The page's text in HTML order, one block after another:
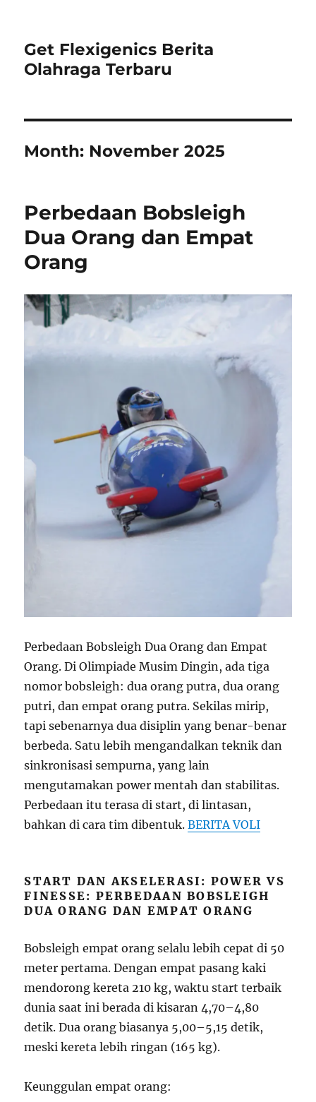
Get Flexigenics Berita
Olahraga Terbaru
Month: November 2025
Perbedaan Bobsleigh
Dua Orang dan Empat
Orang
Perbedaan Bobsleigh Dua Orang dan Empat
Orang. Di Olimpiade Musim Dingin, ada tiga
nomor bobsleigh: dua orang putra, dua orang
putri, dan empat orang putra. Sekilas mirip,
tapi sebenarnya dua disiplin yang benar-benar
berbeda. Satu lebih mengandalkan teknik dan
sinkronisasi sempurna, yang lain
mengutamakan power mentah dan stabilitas.
Perbedaan itu terasa di start, di lintasan,
bahkan di cara tim dibentuk.BERITA VOLI
START DAN AKSELERASI: POWER VS
FINESSE: PERBEDAAN BOBSLEIGH
DUA ORANG DAN EMPAT ORANG
Bobsleigh empat orang selalu lebih cepat di 50
meter pertama. Dengan empat pasang kaki
mendorong kereta 210 kg, waktu start terbaik
dunia saat ini berada di kisaran 4,70–4,80
detik. Dua orang biasanya 5,00–5,15 detik,
meski kereta lebih ringan (165 kg).
Keunggulan empat orang: